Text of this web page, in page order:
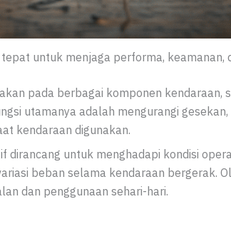
untuk menjaga performa, keamanan,
pada berbagai komponen kendaraan,
utamanya adalah mengurangi
kendaraan digunakan.
dirancang untuk menghadapi kondisi
beban selama kendaraan bergerak.
dan penggunaan sehari-hari.